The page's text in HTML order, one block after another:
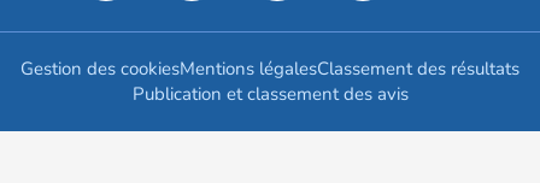
Gestion des cookiesMentions légalesClassement des résultats
Publication et classement des avis